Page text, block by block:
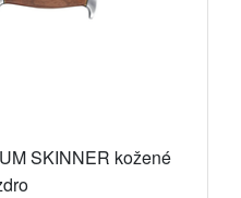
SKINNER kožené